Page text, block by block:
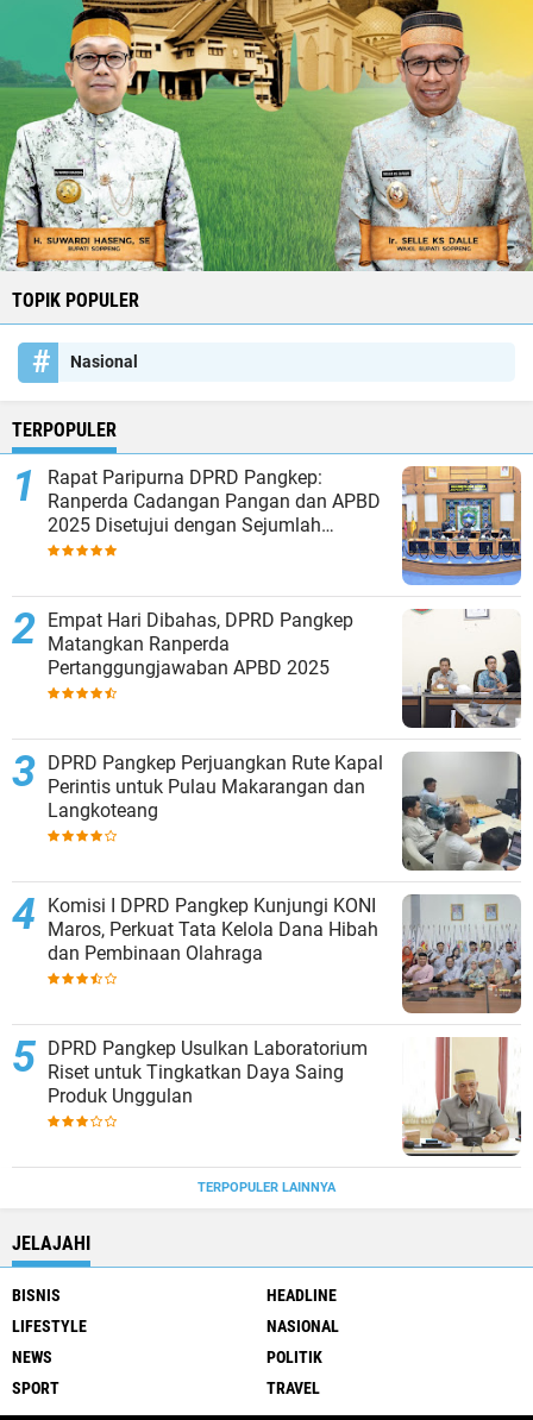
TOPIK POPULER
Nasional
TERPOPULER
Rapat Paripurna DPRD Pangkep:
Ranperda Cadangan Pangan dan APBD
2025 Disetujui dengan Sejumlah
Catatan
Empat Hari Dibahas, DPRD Pangkep
Matangkan Ranperda
Pertanggungjawaban APBD 2025
DPRD Pangkep Perjuangkan Rute Kapal
Perintis untuk Pulau Makarangan dan
Langkoteang
Komisi I DPRD Pangkep Kunjungi KONI
Maros, Perkuat Tata Kelola Dana Hibah
dan Pembinaan Olahraga
DPRD Pangkep Usulkan Laboratorium
Riset untuk Tingkatkan Daya Saing
Produk Unggulan
TERPOPULER LAINNYA
JELAJAHI
BISNIS
HEADLINE
LIFESTYLE
NASIONAL
NEWS
POLITIK
SPORT
TRAVEL